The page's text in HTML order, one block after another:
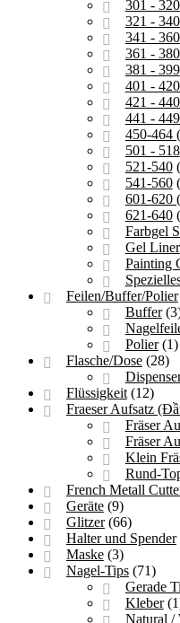
301 - 320
321 - 340
341 - 360
361 - 380
381 - 399
401 -
421 -
441 -
450-464
501 - 518
521-540
541-560
601-620
621-640
Farbgel
Gel Liner
Painting
Feilen/Buffer/Polier
Buffer
Polier (1)
Flasche/Dose (28)
Flüssigkeit (12)
Fraeser Aufsatz
Fräser
Fräser
Klein
Rund-
French Metall
Geräte (9)
Glitzer (66)
Halter und Spender
Maske (3)
Nagel-Tips (71)
Gerade
Kleber
Natural /